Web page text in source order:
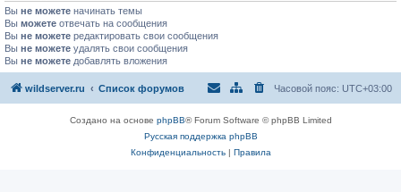
Вы не можете начинать темы
Вы можете отвечать на сообщения
Вы не можете редактировать свои сообщения
Вы не можете удалять свои сообщения
Вы не можете добавлять вложения
wildserver.ru Список форумов Часовой пояс: UTC+03:00
Создано на основе phpBB® Forum Software © phpBB Limited
Русская поддержка phpBB
Конфиденциальность| Правила